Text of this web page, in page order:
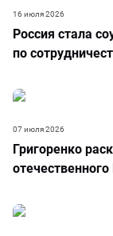
Россия стала
по
16 июля 2026
Григоренко
07 июля 2026